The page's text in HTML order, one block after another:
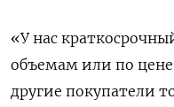
«У нас
объемам или по цене
другие покупатели